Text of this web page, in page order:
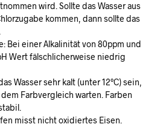
wird. Sollte das Wasser aus
kommen, dann sollte das
Bei einer Alkalinität von 80ppm und
Wert fälschlicherweise niedrig
Wasser sehr kalt (unter 12°C) sein,
Farbvergleich warten. Farben
misst nicht oxidiertes Eisen.